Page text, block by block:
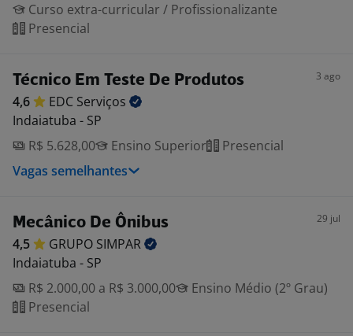
Curso extra-curricular / Profissionalizante
Presencial
Técnico Em Teste De Produtos 3 ago
4,6 EDC Serviços
Indaiatuba - SP
R$ 5.628,00
Ensino Superior
Presencial
Vagas semelhantes
Mecânico De Ônibus 29 jul
4,5 GRUPO SIMPAR
Indaiatuba - SP
R$ 2.000,00 a R$ 3.000,00
Ensino Médio (2º Grau)
Presencial